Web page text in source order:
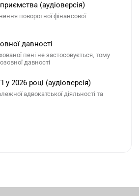
(аудіоверсія)
поворотної фінансової
давності
пені не застосовується, тому
давності
2026 році (аудіоверсія)
адвокатської діяльності та